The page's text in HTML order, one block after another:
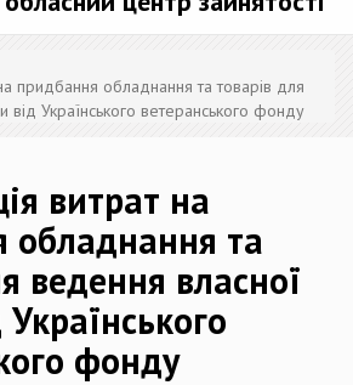
придбання обладнання та товарів для
від Українського ветеранського фонду
витрат на
обладнання та
ведення власної
фонду